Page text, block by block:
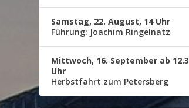
Samstag, 22. August, 14 Uhr
Führung: Joachim Ringelnatz
Mittwoch, 16. September ab
Uhr
Herbstfahrt zum Petersberg